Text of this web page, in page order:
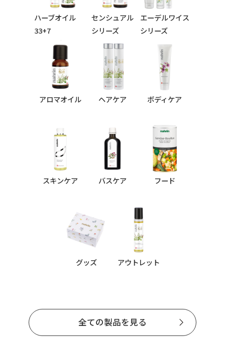
ハーブオイル
33+7
シリーズ
センシュアル
シリーズ
エーデルワイス
シリーズ
アロマオイル ヘアケア ボディケア
スキンケア バスケア フード
グッズ アウトレット
全ての製品を見る